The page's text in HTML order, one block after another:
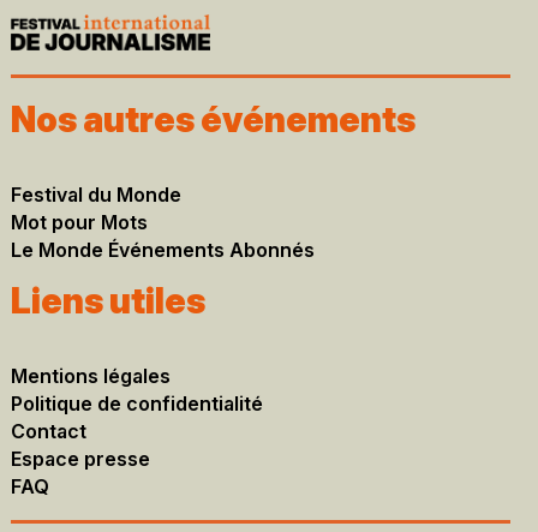
Nos autres événements
Festival du Monde
Mot pour Mots
Le Monde Événements Abonnés
Liens utiles
Mentions légales​
Politique de confidentialité
Contact
Espace presse
FAQ